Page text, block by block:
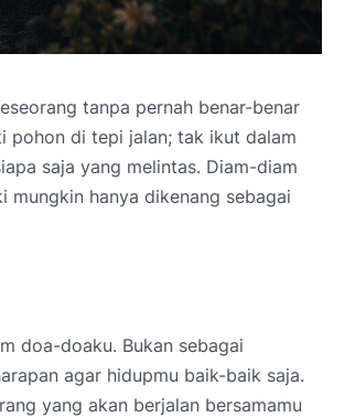
tanpa pernah benar-benar
pohon di tepi jalan; tak ikut dalam
saja yang melintas. Diam-diam
hanya dikenang sebagai
doa-doaku. Bukan sebagai
agar hidupmu baik-baik saja.
yang akan berjalan bersamamu